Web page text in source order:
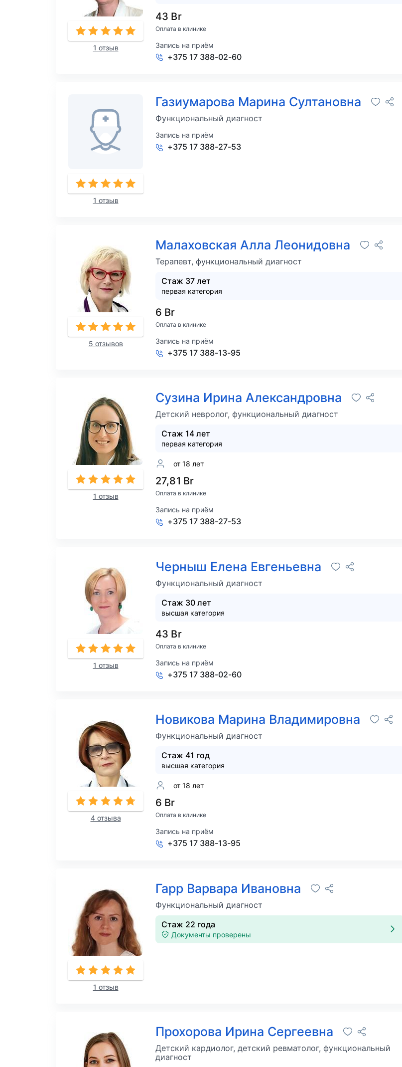
1 отзыв
43 Br
Оплата в клинике
Запись на приём
+375 17 388-02-60
1 отзыв
Газиумарова Марина Султановна
Функциональный диагност
Запись на приём
+375 17 388-27-53
5 отзывов
Малаховская Алла Леонидовна
Терапевт, функциональный диагност
Стаж 37 лет
первая категория
6 Br
Оплата в клинике
Запись на приём
+375 17 388-13-95
1 отзыв
Сузина Ирина Александровна
Детский невролог, функциональный диагност
Стаж 14 лет
первая категория
от 18 лет
27,81 Br
Оплата в клинике
Запись на приём
+375 17 388-27-53
1 отзыв
Черныш Елена Евгеньевна
Функциональный диагност
Стаж 30 лет
высшая категория
43 Br
Оплата в клинике
Запись на приём
+375 17 388-02-60
4 отзыва
Новикова Марина Владимировна
Функциональный диагност
Стаж 41 год
высшая категория
от 18 лет
6 Br
Оплата в клинике
Запись на приём
+375 17 388-13-95
1 отзыв
Гарр Варвара Ивановна
Функциональный диагност
Стаж 22 года
Документы проверены
Прохорова Ирина Сергеевна
Детский кардиолог, детский ревматолог, функциональный
диагност